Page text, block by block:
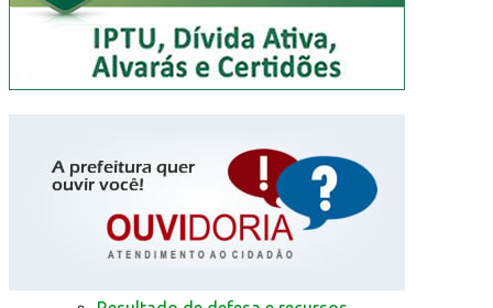
Fale com a prefeitura
Trânsito
Identificacao do Condutor
Requerimento para Cartão de Autista